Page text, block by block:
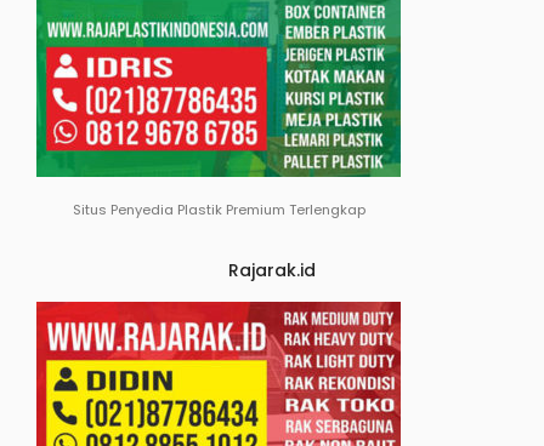
Situs Penyedia Plastik Premium Terlengkap
Rajarak.id